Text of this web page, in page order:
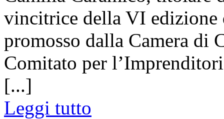
vincitrice della VI edizione
promosso dalla Camera di
Comitato per
[...]
Leggi tutto